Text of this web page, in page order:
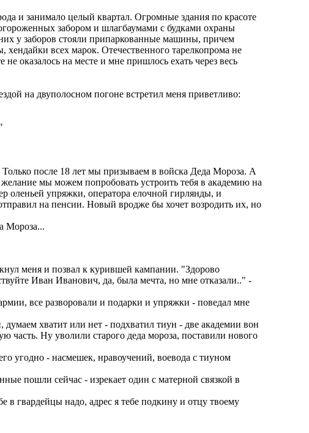
и занимало целый квартал. Огромные здания по красоте
забором и шлагбаумами с будками охраны
у заборов стояли припаркованные машины, причем
всех марок. Отечественного тарелкопрома не
оказалось на месте и мне пришлось ехать через весь
на двуполосном погоне встретил меня приветливо:
после 18 лет мы призываем в войска Деда Мороза. А
мы можем попробовать устроить тебя в академию на
оленьей упряжки, оператора елочной гирлянды, и
на пенсии. Новый вродже бы хочет возродить их, но
Мороза...
меня и позвал к курившей кампании. "Здорово
Иван Иванович, да, была мечта, но мне отказали.." -
все разворовали и подарки и упряжки - поведал мне
хватит или нет - подхватил тиун - две академии вон
часть. Ну уволили старого деда мороза, поставили нового
угодно - насмешек, нравоучений, воевода с тиуном
пошли сейчас - изрекает один с матерной связкой в
в гвардейцы надо, адрес я тебе подкину и отцу твоему